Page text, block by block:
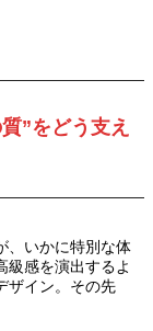
”をどう支え
、いかに特別な体
級感を演出するよ
ザイン。その先